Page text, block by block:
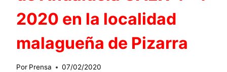
2020 en la localidad
malagueña de Pizarra
Por Prensa 07/02/2020